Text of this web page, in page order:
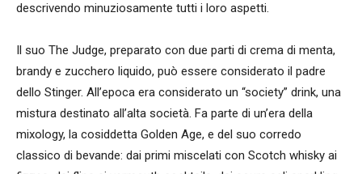
descrivendo minuziosamente tutti i loro aspetti.
Il suo The Judge, preparato con due parti di crema di menta,
brandy e zucchero liquido, può essere considerato il padre
dello Stinger. All’epoca era considerato un “society” drink, una
mistura destinato all’alta società. Fa parte di un’era della
mixology, la cosiddetta Golden Age, e del suo corredo
classico di bevande: dai primi miscelati con Scotch whisky ai